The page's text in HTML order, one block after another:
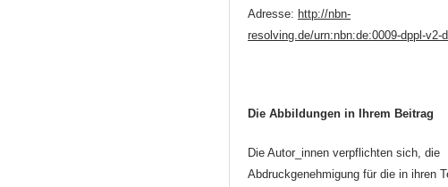
Adresse: http://nbn-
resolving.de/urn:nbn:de:0009-dppl-v2-
Die Abbildungen in Ihrem Beitrag
Die Autor_innen verpflichten sich, die
Abdruckgenehmigung für die in ihren